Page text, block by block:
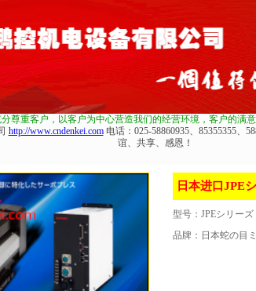
分尊重客户，以客户为中心营造我们的经营环境，客户的满
http://www.cndenkei.com电话：025-58860935、85355355、
谊、共享、感恩！
日本进口JPE
型号： JPEシリーズ
品牌： 日本蛇の目